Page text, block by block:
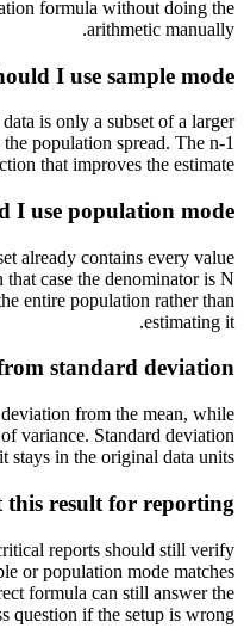
formula without doing the
arithmetic manually.
I use sample mode?
is only a subset of a larger
population spread. The n-1
that improves the estimate.
I use population mode?
already contains every value
case the denominator is N
entire population rather than
estimating it.
standard deviation?
from the mean, while
variance. Standard deviation
stays in the original data units.
result for reporting?
reports should still verify
or population mode matches
formula can still answer the
question if the setup is wrong.